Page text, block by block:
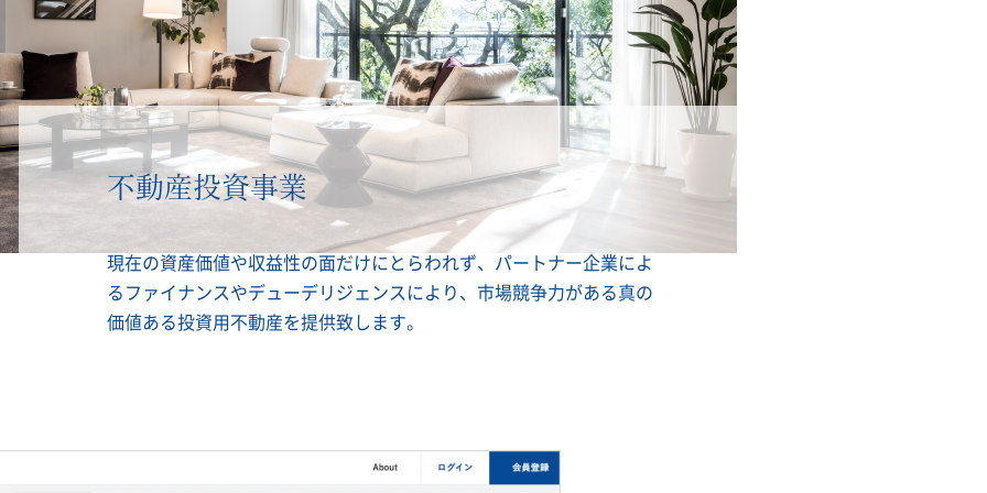
不動産投資事業
現在の資産価値や収益性の面だけにとらわれず、パートナー企業によ
るファイナンスやデューデリジェンスにより、市場競争力がある真の
価値ある投資用不動産を提供致します。